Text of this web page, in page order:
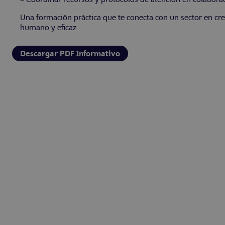
Una formación práctica que te conecta con un sector en
humano y eficaz.
Descargar PDF Informativo